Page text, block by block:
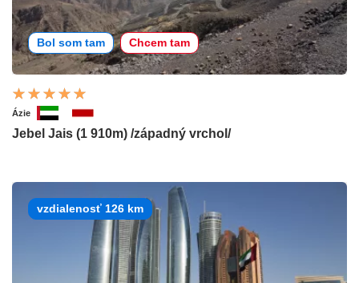
Bol som tam Chcem tam
Ázie
Jebel Jais (1 910m) /západný vrchol/
vzdialenosť 126 km